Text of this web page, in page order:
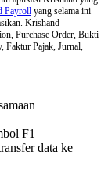
Payroll yang selama ini
Krishand
Purchase Order, Bukti
Faktur Pajak, Jurnal,
F1
data ke